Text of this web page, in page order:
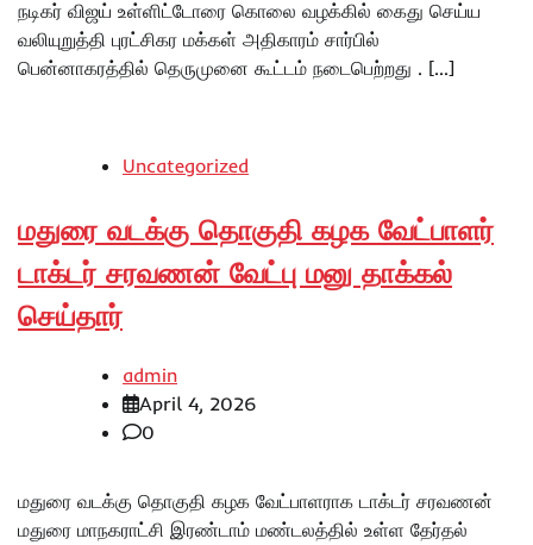
நடிகர் விஜய் உள்ளிட்டோரை கொலை வழக்கில் கைது செய்ய
வலியுறுத்தி புரட்சிகர மக்கள் அதிகாரம் சார்பில்
பென்னாகரத்தில் தெருமுனை கூட்டம் நடைபெற்றது . […]
Uncategorized
மதுரை வடக்கு தொகுதி கழக வேட்பாளர்
டாக்டர் சரவணன் வேட்பு மனு தாக்கல்
செய்தார்
admin
April 4, 2026
0
மதுரை வடக்கு தொகுதி கழக வேட்பாளராக டாக்டர் சரவணன்
மதுரை மாநகராட்சி இரண்டாம் மண்டலத்தில் உள்ள தேர்தல்